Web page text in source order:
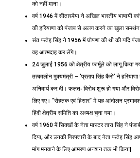
को नहीं माना।
वर्ष 1946 में सीतारमैया ने अखिल भारतीय भाषायी
की हरियाणा को पंजाब से अलग करने का खुला समर्थन
संत फतेह सिंह ने 1956 में घोषणा की थी की यदि
वह आत्मदाह कर लेंगे।
24 जुलाई 1956 को क्षेत्रीय फार्मूले को लागू किया
तत्कालीन मुक्यमंत्री – ‘प्रताप सिंह कैरो’ ने हरियाणा
अनिवार्य कर दी। फलतः विरोध शुरू हो गया और
लिए गए। “रोहतक एवं हिसार” में यह आंदोलन
हिंदी क्षेत्रीय समिति का अध्यक्ष चुना गया।
वर्ष 1960 में सिक्खों के नेता मास्टर तारा सिंह ने
दिया, और उनकी गिरफ्तारी के बाद नेता फतेह सिंह
मांग मनवाने के लिए आमरण अनशन तक भी किया|